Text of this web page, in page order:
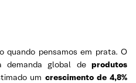
quando pensamos em prata. O
demanda global de produtos
um crescimento de 4,8%